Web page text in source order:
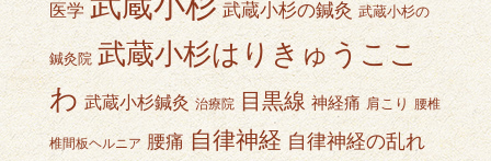
医学 武蔵小杉の鍼灸 武蔵小杉の
鍼灸院 武蔵小杉はりきゅうここ
わ 武蔵小杉鍼灸 治療院 目黒線 神経痛 肩こり 腰椎
椎間板ヘルニア 腰痛 自律神経 自律神経の乱れ